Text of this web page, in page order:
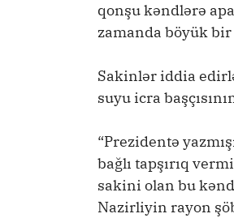
qonşu kəndlərə
zamanda böyük bir
Sakinlər iddia
suyu icra
“Prezidentə
bağlı tapşırıq
sakini olan bu
Nazirliyin rayon